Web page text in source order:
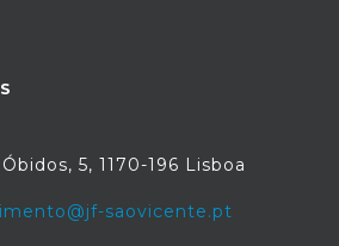
5, 1170-196 Lisboa
saovicente.pt